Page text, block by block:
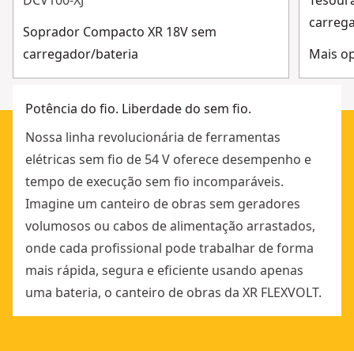
GARRAS METÁLICAS - Proporcionam uma forte
aderência ao material de corte.
Soprador Compacto XR 18V sem
carregador/bateria
Mais
Potência do fio. Liberdade do sem fio.
Nossa linha revolucionária de ferramentas
elétricas sem fio de 54 V oferece desempenho e
tempo de execução sem fio incomparáveis.
Imagine um canteiro de obras sem geradores
volumosos ou cabos de alimentação arrastados,
onde cada profissional pode trabalhar de forma
mais rápida, segura e eficiente usando apenas
uma bateria, o canteiro de obras da XR FLEXVOLT.